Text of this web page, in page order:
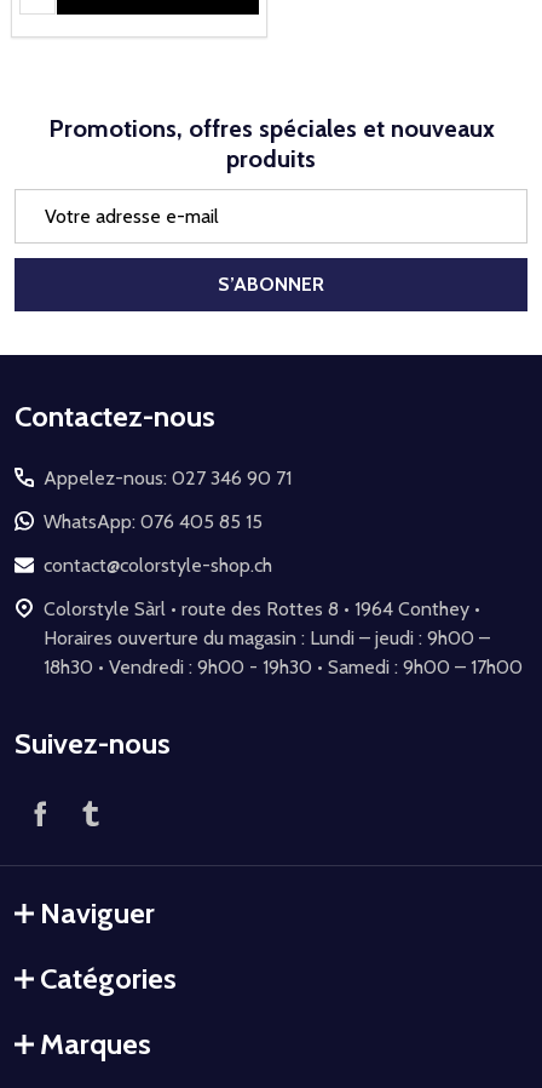
Promotions, offres spéciales et nouveaux
produits
mail
S’ABONNER
Début
pied
de
page
Contactez-nous
Appelez-nous: 027 346 90 71
WhatsApp: 076 405 85 15
contact@colorstyle-shop.ch
Colorstyle Sàrl • route des Rottes 8 • 1964 Conthey •
Horaires ouverture du magasin : Lundi – jeudi : 9h00 –
18h30 • Vendredi : 9h00 - 19h30 • Samedi : 9h00 – 17h00
Suivez-nous
Naviguer
Catégories
Marques